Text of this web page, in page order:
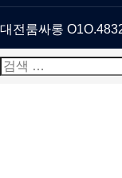
대전룸싸롱
검